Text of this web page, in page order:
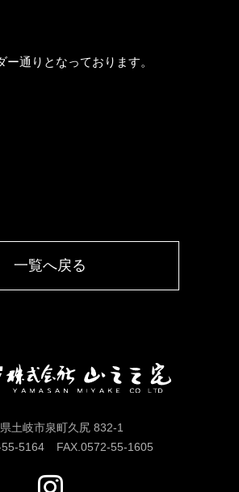
通りとなっております。
一覧へ戻る
土岐市泉町久尻 832-1
5164 FAX. 0572-55-1605